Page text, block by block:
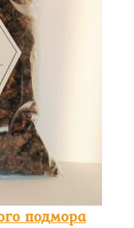
подмора